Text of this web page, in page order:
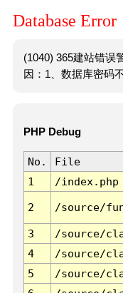
Database Error
(1040) 365建站错误
因：1、数据库密码
PHP Debug
No. File
1
/index.php
2 /source/
3 /source/
4
/source/
5
/source/